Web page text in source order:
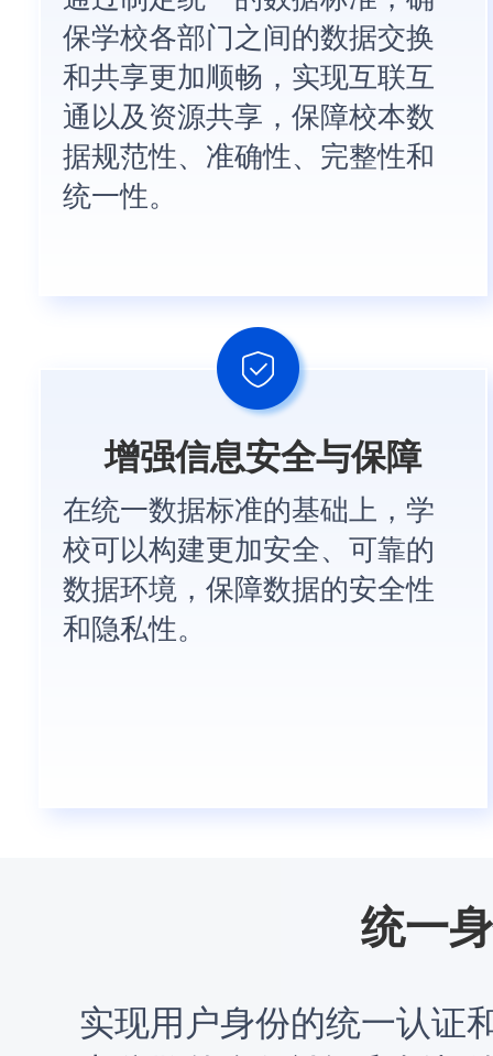
保学校各部门之间的数据交换
和共享更加顺畅，实现互联互
通以及资源共享，保障校本数
据规范性、准确性、完整性和
统一性。
增强信息安全与保障
在统一数据标准的基础上，学
校可以构建更加安全、可靠的
数据环境，保障数据的安全性
和隐私性。
统一
实现用户身份的统一认证